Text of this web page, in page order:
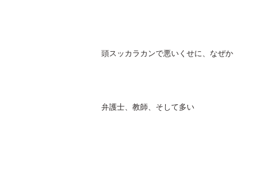
頭スッカラカンで悪いくせに、なぜか
弁護士、教師、そして多い